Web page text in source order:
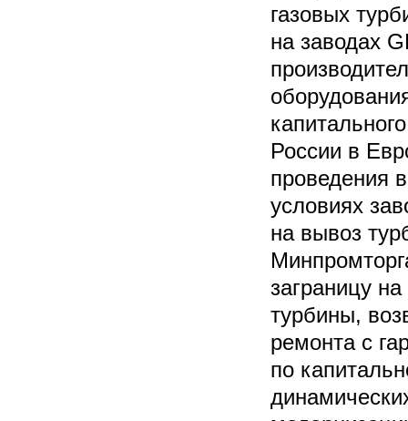
газовых
на заводах
России в
проведения
условиях
на вывоз
заграницу
турбины,
ремонта с
по